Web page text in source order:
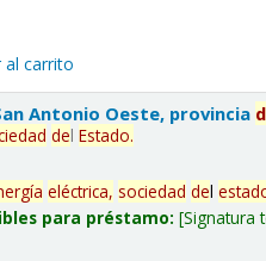
al carrito
Antonio Oeste, provincia
delEstado.
eléctrica, sociedad del
para préstamo: Signatura